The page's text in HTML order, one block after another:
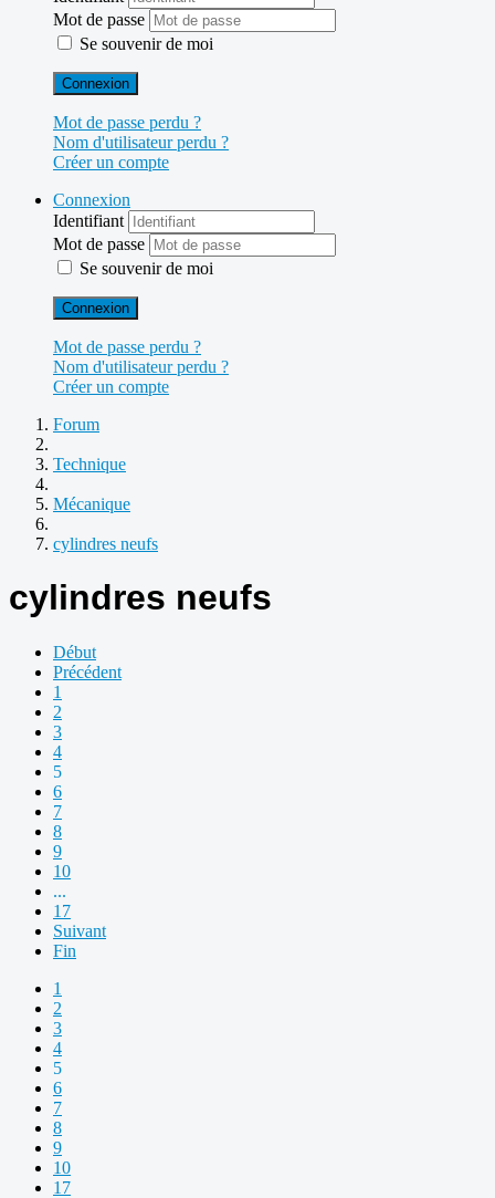
Mot de passe
Se souvenir de moi
Connexion
Mot de passe perdu ?
Nom d'utilisateur perdu ?
Créer un compte
Connexion
Identifiant
Mot de passe
Se souvenir de moi
Connexion
Mot de passe perdu ?
Nom d'utilisateur perdu ?
Créer un compte
Forum
Technique
Mécanique
cylindres neufs
cylindres neufs
Début
Précédent
1
2
3
4
5
6
7
8
9
10
...
17
Suivant
Fin
1
2
3
4
5
6
7
8
9
10
17